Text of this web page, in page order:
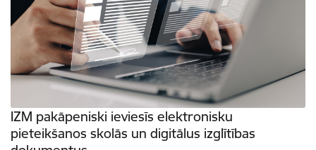
IZM pakāpeniski ieviesīs elektronisku
pieteikšanos skolās un digitālus izglītības